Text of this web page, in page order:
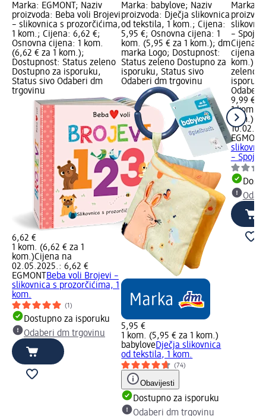
Marka: EGMONT; Naziv
proizvoda: Beba voli Brojevi
– slikovnica s prozorčićima,
1 kom.; Cijena: 6,62 €;
Osnovna cijena: 1 kom.
(6,62 € za 1 kom.);
Dostupnost: Status zeleno
Dostupno za isporuku,
Status sivo Odaberi dm
trgovinu
6,62 €
1 kom. (6,62 € za 1
kom.)Cijena na
02.05.2025.: 6,62 €
EGMONT
Beba voli Brojevi –
slikovnica s prozorčićima, 1
kom.
(1)
Dostupno za isporuku
Odaberi dm trgovinu
Marka: babylove; Naziv
proizvoda: Dječja slikovnica
od tekstila, 1 kom.; Cijena:
5,95 €; Osnovna cijena: 1
kom. (5,95 € za 1 kom.); dm
marka Logo; Dostupnost:
Status zeleno Dostupno za
isporuku, Status sivo
Odaberi dm trgovinu
5,95 €
1 kom. (5,95 € za 1 kom.)
babyloveDječja slikovnica
od tekstila, 1 kom.
(74)
Obavijesti
Dostupno za isporuku
Odaberi dm trgovinu
Marka:
– Spoji
Cijena:
cijena: 1
kom.);
zeleno
Odaberi
9,99 €
1 kom.
kom.)
EGMONT
–